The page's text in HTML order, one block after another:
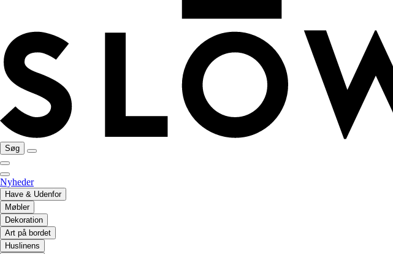
Søg
Nyheder
Have & Udenfor
Møbler
Dekoration
Art på bordet
Huslinens